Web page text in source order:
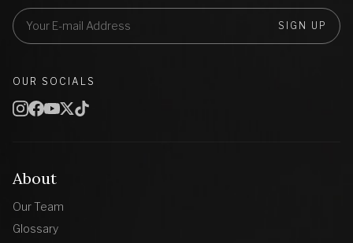
About
Our Team
Glossary
SIGN UP
OUR SOCIALS